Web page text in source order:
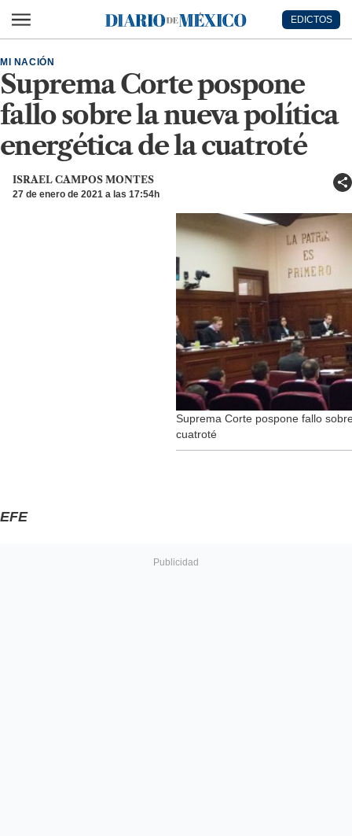
Diario de México
EDICTOS
Suprema Corte pospone
fallo sobre la nueva política
energética de la cuatroté
MI NACIÓN
ISRAEL CAMPOS MONTES
27 de enero de 2021 a las 17:54h
Suprema Corte pospone fallo
cuatroté
EFE